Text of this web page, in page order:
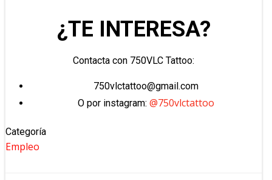
¿TE INTERESA?
Contacta con 750VLC Tattoo:
750vlctattoo@gmail.com
O por instagram: @750vlctattoo
Categoría
Empleo